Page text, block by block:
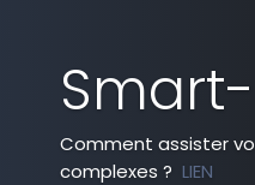
Comment assister
complexes ?LIEN